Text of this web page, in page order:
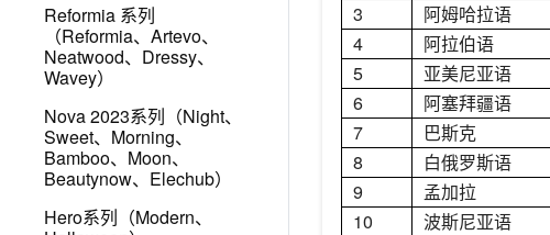
Reformia 系列
（Reformia、Artevo、
Neatwood、Dressy、
Wavey）
Nova 2023系列（Night、
Sweet、Morning、
Bamboo、Moon、
Beautynow、Elechub）
Hero系列（Modern、
3
阿姆哈拉语
4
阿拉伯语
5
亚美尼亚语
6
阿塞拜疆语
7
巴斯克
8
白俄罗斯语
9
孟加拉
10
波斯尼亚语